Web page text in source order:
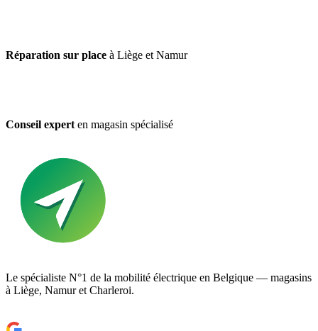
Réparation sur place à Liège et Namur
Conseil expert en magasin spécialisé
Le spécialiste N°1 de la mobilité électrique en Belgique — magasins
à Liège, Namur et Charleroi.